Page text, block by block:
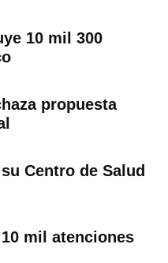
10 mil 300
propuesta
Centro de Salud
mil atenciones